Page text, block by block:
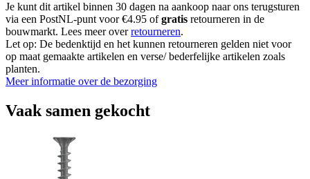
Je kunt dit artikel binnen 30 dagen na aankoop naar ons terugsturen
via een PostNL-punt voor €4.95 ofgratis retourneren in de
bouwmarkt. Lees meer overretourneren.
Let op: De bedenktijd en het kunnen retourneren gelden niet voor
op maat gemaakte artikelen en verse/ bederfelijke artikelen zoals
planten.
Meer informatie over de bezorging
Vaak samen gekocht